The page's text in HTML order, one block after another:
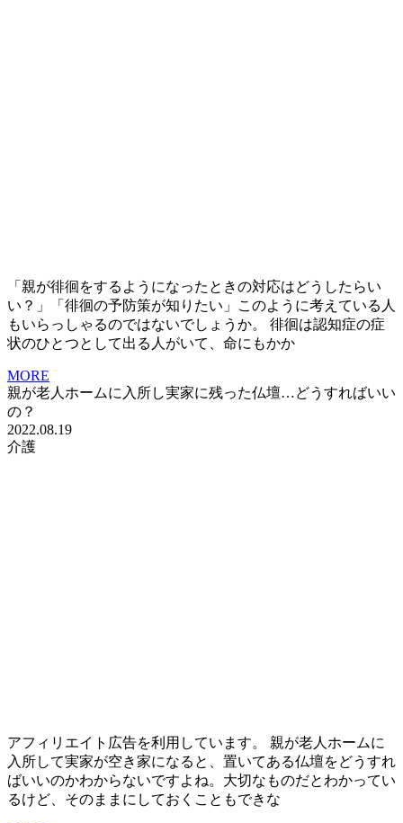
「親が徘徊をするようになったときの対応はどうしたらい
い？」「徘徊の予防策が知りたい」このように考えている人
もいらっしゃるのではないでしょうか。 徘徊は認知症の症
状のひとつとして出る人がいて、命にもかか
MORE
親が老人ホームに入所し実家に残った仏壇…どうすればいい
の？
2022.08.19
介護
アフィリエイト広告を利用しています。 親が老人ホームに
入所して実家が空き家になると、置いてある仏壇をどうすれ
ばいいのかわからないですよね。大切なものだとわかってい
るけど、そのままにしておくこともできな